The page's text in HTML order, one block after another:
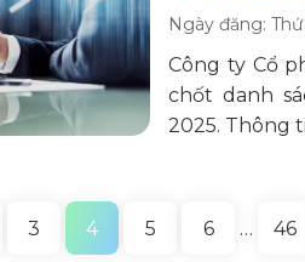
Ngày đăng:
Công ty Cổ
chốt danh
2025. Thông
3 4 5 6 … 46